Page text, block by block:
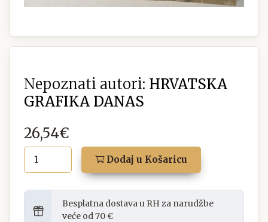
Nepoznati autori: HRVATSKA
GRAFIKA DANAS
26,54€
Dodaj u Košaricu
Besplatna dostava u RH za narudžbe
veće od 70 €